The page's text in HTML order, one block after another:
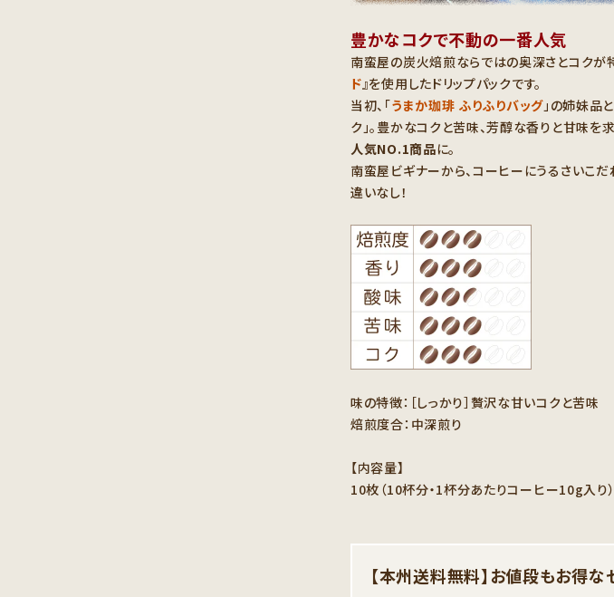
豊かなコクで不動の一番人気
南蛮屋の炭火焙煎ならではの奥深さとコクが
ド 』を使用したドリップパックです。
当初、「うまか珈琲 ふりふりバッグ」の姉妹品
ク」。豊かなコクと苦味、芳醇な香りと甘味を
人気NO.1商品に。
南蛮屋ビギナーから、コーヒーにうるさいこ
違いなし！
味の特徴：［しっかり］贅沢な甘いコクと苦味
焙煎度合：中深煎り
【内容量】
10枚（10杯分・1杯分あたりコーヒー10g入り）
【本州送料無料】お値段もお得な